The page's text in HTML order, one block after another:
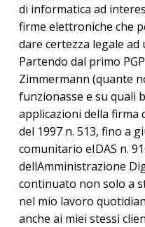
di informatica ad
firme elettroniche che
dare certezza legale
Partendo dal primo
Zimmermann (quante
funzionasse e su quali
applicazioni della firma
del 1997 n. 513, fino a
comunitario eIDAS n.
dellAmministrazione
continuato non solo a
nel mio lavoro
anche ai miei stessi